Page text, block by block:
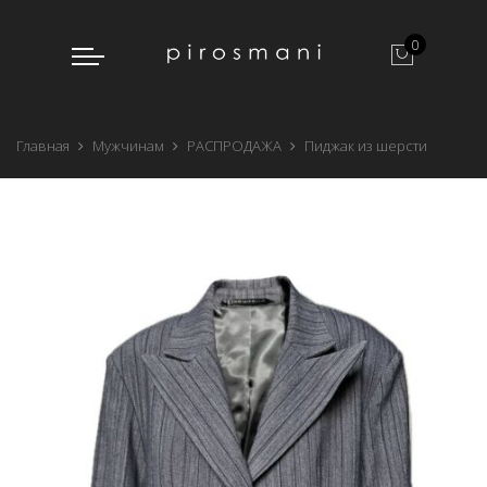
0
Главная Мужчинам РАСПРОДАЖА Пиджак из шерсти